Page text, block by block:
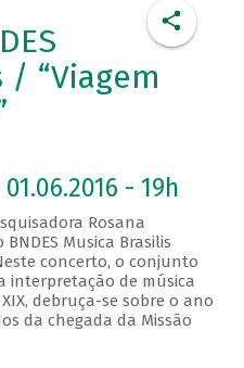
/ “Viagem
- 19h
Rosana
Musica Brasilis
concerto, o conjunto
interpretação de música
debruça-se sobre o ano
da chegada da Missão